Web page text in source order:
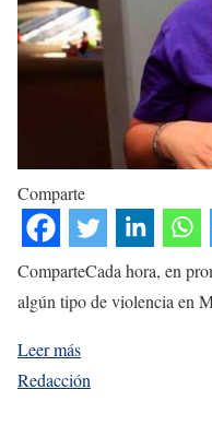
Comparte
ComparteCada hora, en
algún tipo de violencia en
Leer más
Redacción